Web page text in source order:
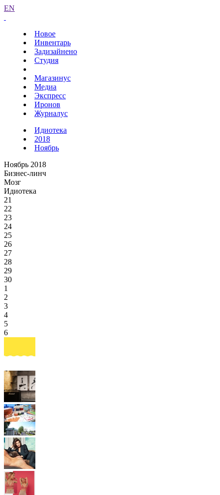
EN
Новое
Инвентарь
Задизайнено
Студия
Магазинус
Медиа
Экспресс
Иронов
Журналус
Идиотека
2018
Ноябрь
Ноябрь 2018
Бизнес-линч
Мозг
Идиотека
21
22
23
24
25
26
27
28
29
30
1
2
3
4
5
6